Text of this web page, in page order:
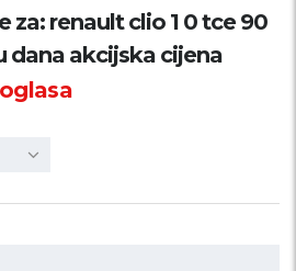
za: renault clio 1 0 tce 90
dana akcijska cijena